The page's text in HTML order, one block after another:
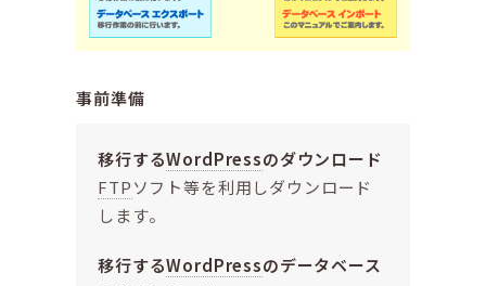
事前準備
移行するWordPressのダウンロード
FTPソフト等を利用しダウンロード
します。
移行するWordPressのデータベース